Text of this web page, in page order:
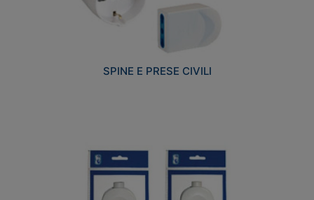
SPINE E PRESE CIVILI